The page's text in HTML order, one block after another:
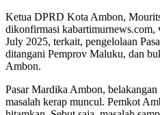
Ketua DPRD Kota Ambon,
dikonfirmasi kabartimurnews.com,
July 2025, terkait, pengelolaan
ditangani Pemprov Maluku, dan
Ambon.
Pasar Mardika Ambon,
masalah kerap muncul. Pemkot